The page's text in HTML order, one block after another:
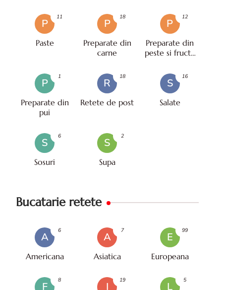
P
Paste
11
P
Preparate din
carne
18
P
Preparate din
peste si fructe
12
P
Preparate din
pui
1
R
Retete de post
18
S
Salate
16
S
Sosuri
6
S
Supa
2
Bucatarie retete
A
Americana
6
A
Asiatica
7
E
Europeana
99
F
8
I
19
L
5